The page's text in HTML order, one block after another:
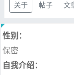
关于 帖子 文
性别：
保密
自我介绍：